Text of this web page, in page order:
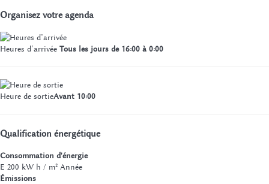
Organisez votre agenda
Heures d’arrivée Tous les jours de 16:00 à 0:00
Heure de sortieAvant 10:00
Qualification énergétique
Consommation d'énergie
E 200 kW h / m² Année
Émissions